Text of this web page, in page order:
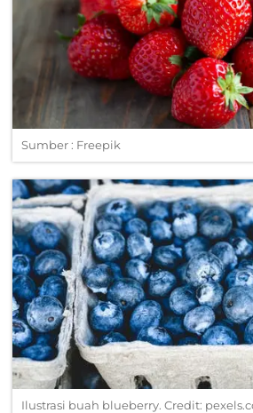
Sumber : Freepik
Ilustrasi buah blueberry. Credit: